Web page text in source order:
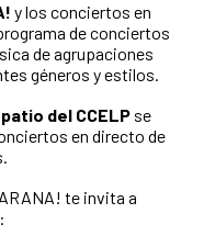
y los conciertos en
de conciertos
de agrupaciones
géneros y estilos.
patio del CCELP se
en directo de
te invita a